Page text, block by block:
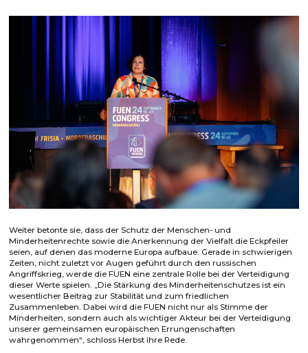
Weiter betonte sie, dass der Schutz der Menschen- und
Minderheitenrechte sowie die Anerkennung der Vielfalt die Eckpfeiler
seien, auf denen das moderne Europa aufbaue. Gerade in schwierigen
Zeiten, nicht zuletzt vor Augen geführt durch den russischen
Angriffskrieg, werde die FUEN eine zentrale Rolle bei der Verteidigung
dieser Werte spielen. „Die Stärkung des Minderheitenschutzes ist ein
wesentlicher Beitrag zur Stabilität und zum friedlichen
Zusammenleben. Dabei wird die FUEN nicht nur als Stimme der
Minderheiten, sondern auch als wichtiger Akteur bei der Verteidigung
unserer gemeinsamen europäischen Errungenschaften
wahrgenommen“, schloss Herbst ihre Rede.